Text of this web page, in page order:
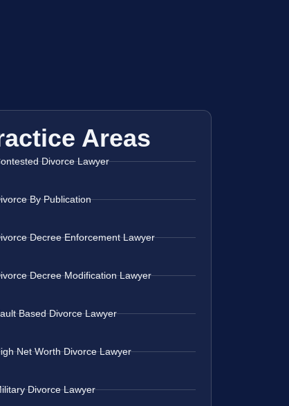
Areas
Divorce Lawyer
By Publication
Decree Enforcement Lawyer
Decree Modification Lawyer
Based Divorce Lawyer
Net Worth Divorce Lawyer
Divorce Lawyer